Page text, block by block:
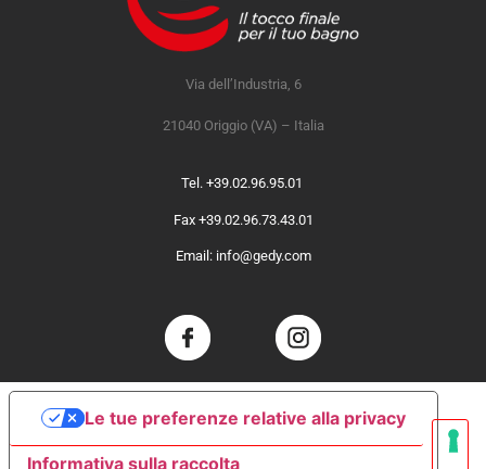
Via dell’Industria, 6
21040 Origgio (VA) – Italia
Tel. +39.02.96.95.01
Fax +39.02.96.73.43.01
Email: info@gedy.com
Informativa sulla raccolta
Le tue preferenze relative alla privacy